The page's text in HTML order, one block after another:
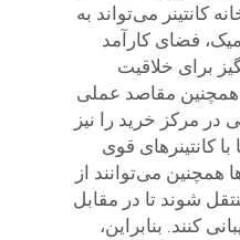
کانتینر می‌تواند به
فضای کارآمد
برای خلاقیت
همچنین مقاصد عملی
مرکز خرید را نیز
کانتینرهای قوی
همچنین می‌توانند از
شوند تا در مقابل
کنند. بنابراین،